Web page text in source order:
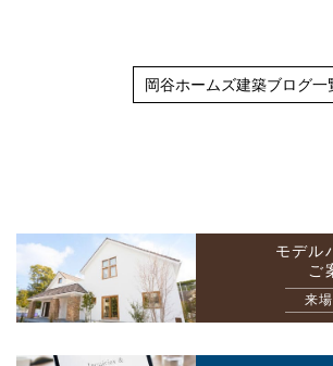
岡谷ホームズ建築ブログ一
モデル
ご
来